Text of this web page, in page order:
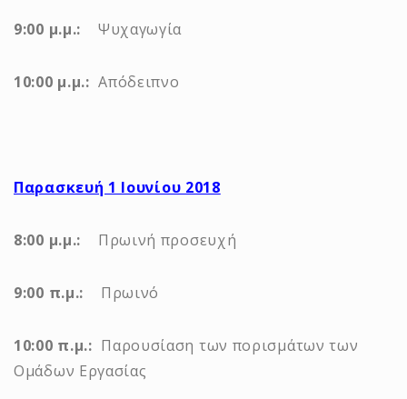
9:00 μ.μ.: Ψυχαγωγία
10:00 μ.μ.: Απόδειπνο
Παρασκευή 1 Ιουνίου 2018
8:00 μ.μ.: Πρωινή προσευχή
9:00 π.μ.: Πρωινό
10:00 π.μ.: Παρουσίαση των πορισμάτων των
Ομάδων Εργασίας